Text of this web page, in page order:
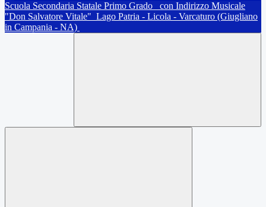
Scuola Secondaria Statale Primo Grado
con Indirizzo Musicale
"Don Salvatore Vitale" Lago Patria - Licola - Varcaturo (Giugliano
in Campania - NA)